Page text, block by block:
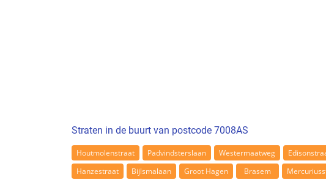
Straten in de buurt van postcode 7008AS
Houtmolenstraat Padvindsterslaan Westermaatweg
Hanzestraat
Bijlsmalaan Groot Hagen Brasem